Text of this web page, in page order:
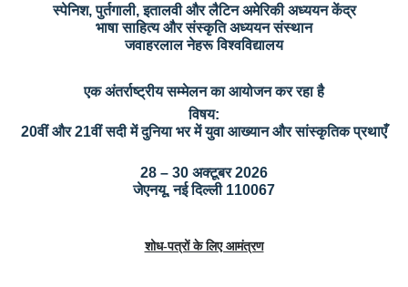
स्पेनिश, पुर्तगाली, इतालवी और लैटिन अमेरिकी अध्ययन केंद्र
भाषा साहित्य और संस्कृति अध्ययन संस्थान
जवाहरलाल नेहरू विश्वविद्यालय
एक अंतर्राष्ट्रीय सम्मेलन का आयोजन कर रहा है
विषय:
20वीं और 21वीं सदी में दुनिया भर में युवा आख्यान और सांस्कृतिक प्रथाएँ
28 – 30 अक्टूबर 2026
जेएनयू, नई दिल्ली 110067
शोध-पत्रों के लिए आमंत्रण